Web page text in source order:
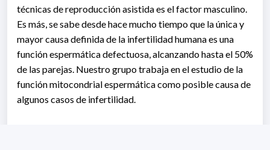
técnicas de reproducción asistida es el factor masculino.
Es más, se sabe desde hace mucho tiempo que la única y
mayor causa definida de la infertilidad humana es una
función espermática defectuosa, alcanzando hasta el 50%
de las parejas. Nuestro grupo trabaja en el estudio de la
función mitocondrial espermática como posible causa de
algunos casos de infertilidad.